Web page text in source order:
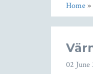
Home
02 June